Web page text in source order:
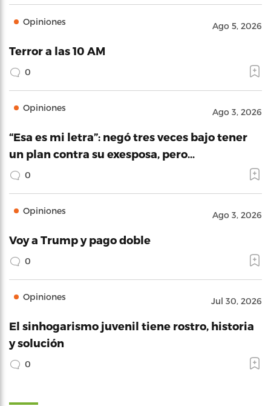
Opiniones Ago 5, 2026
Terror a las 10 AM
0
Opiniones Ago 3, 2026
“Esa es mi letra”: negó tres veces bajo tener
un plan contra su exesposa, pero…
0
Opiniones Ago 3, 2026
Voy a Trump y pago doble
0
Opiniones Jul 30, 2026
El sinhogarismo juvenil tiene rostro, historia
y solución
0